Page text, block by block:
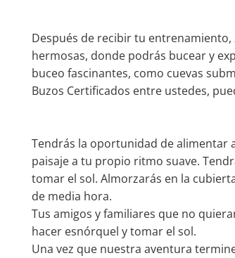
Después de recibir tu
hermosas, donde podrás bucear y
buceo fascinantes, como cuevas
Buzos Certificados entre ustedes,
Tendrás la oportunidad de alimentar
paisaje a tu propio ritmo suave.
tomar el sol. Almorzarás en la
de media hora.
Tus amigos y familiares que no
hacer esnórquel y tomar el sol.
Una vez que nuestra aventura